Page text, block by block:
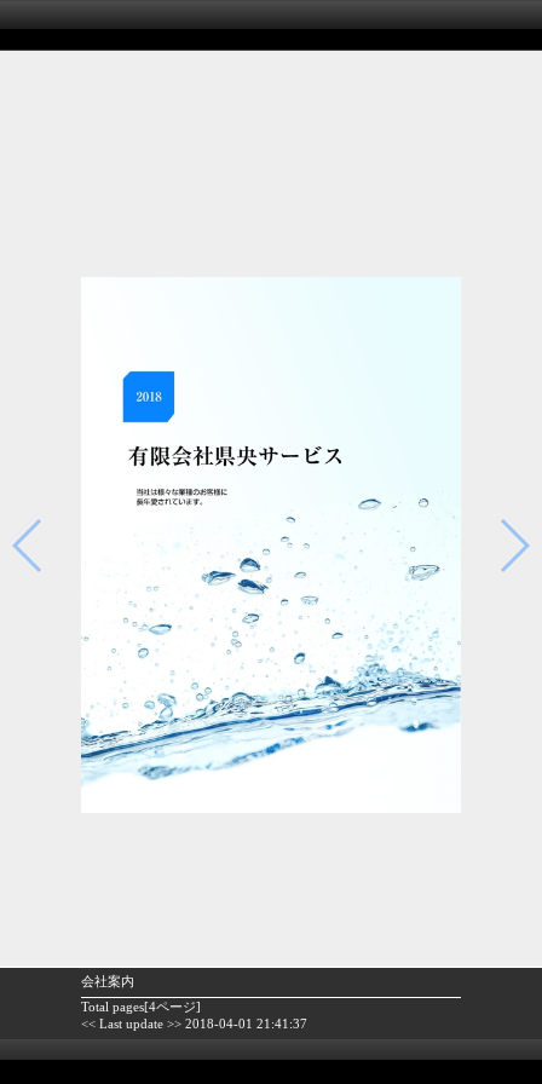
会社案内
Total pages[4ページ]
<< Last update >> 2018-04-01 21:41:37